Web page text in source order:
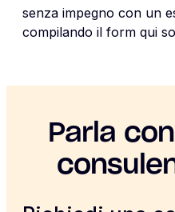
senza impegno con un
compilando il form qui
Parla